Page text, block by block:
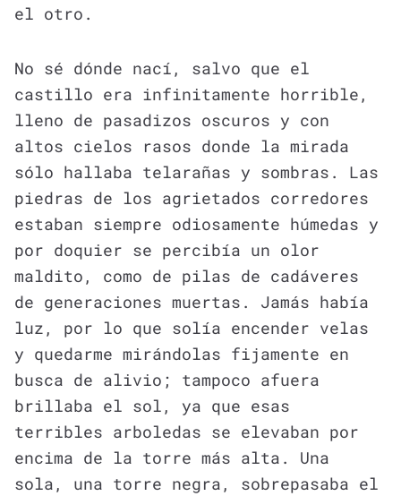
el otro.
No sé dónde nací, salvo que el
castillo era infinitamente horrible,
lleno de pasadizos oscuros y con
altos cielos rasos donde la mirada
sólo hallaba telarañas y sombras. Las
piedras de los agrietados corredores
estaban siempre odiosamente húmedas y
por doquier se percibía un olor
maldito, como de pilas de cadáveres
de generaciones muertas. Jamás había
luz, por lo que solía encender velas
y quedarme mirándolas fijamente en
busca de alivio; tampoco afuera
brillaba el sol, ya que esas
terribles arboledas se elevaban por
encima de la torre más alta. Una
sola, una torre negra, sobrepasaba el